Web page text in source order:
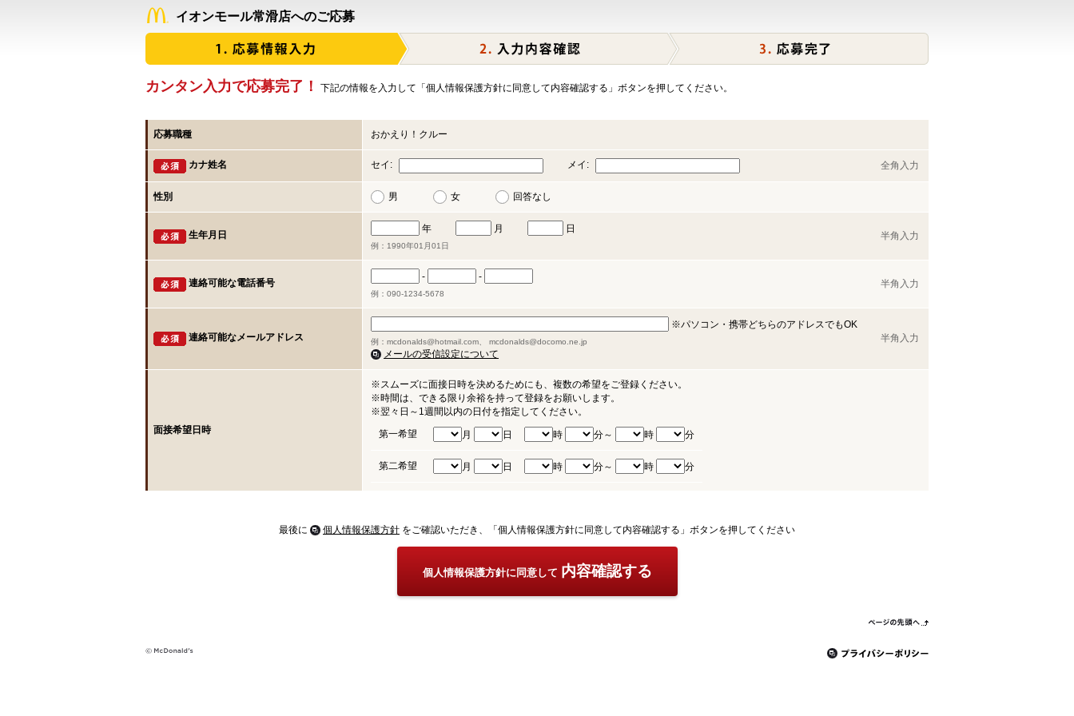
イオンモール常滑店へのご応募
カンタン入力で応募完了！ 下記の情報を入力して「個人情報保護方針に同意して内容確認する」ボタンを押してください。
応募職種 おかえり！クルー
カナ姓名 セイ: メイ: 全角入力
性別 男 女 回答なし
生年月日
年 月 日
例：1990年01月01日
半角入力
連絡可能な電話番号
- -
例：090-1234-5678
半角入力
連絡可能なメールアドレス
※パソコン・携帯どちらのアドレスでもOK
例：mcdonalds@hotmail.com、 mcdonalds@docomo.ne.jp
メールの受信設定について
半角入力
面接希望日時
※スムーズに面接日時を決めるためにも、複数の希望をご登録ください。
※時間は、できる限り余裕を持って登録をお願いします。
※翌々日～1週間以内の日付を指定してください。
第一希望
月 日 時 分～ 時 分
第二希望 月 日 時 分～ 時 分
最後に 個人情報保護方針 をご確認いただき、「個人情報保護方針に同意して内容確認する」ボタンを押してください
個人情報保護方針に同意して 内容確認する